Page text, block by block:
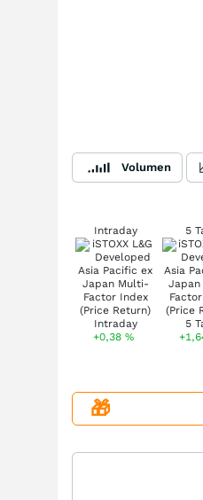
Volumen
Intraday
+0,38%
5
🎁